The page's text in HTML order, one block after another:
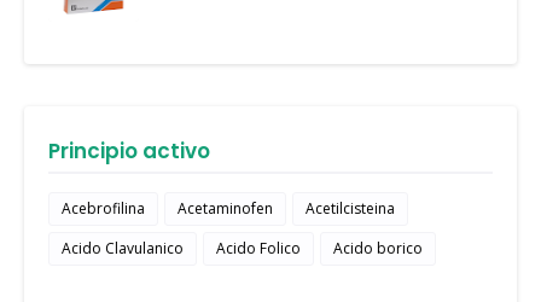
Principio activo
Acebrofilina Acetaminofen
Acetilcisteina
Acido Clavulanico
Acido Folico Acido borico